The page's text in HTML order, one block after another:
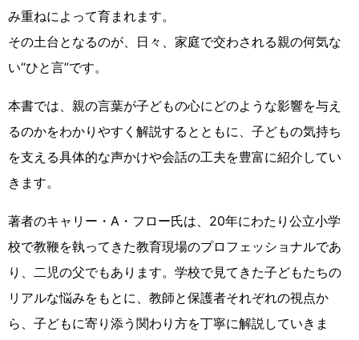
み重ねによって育まれます。
その土台となるのが、日々、家庭で交わされる親の何気な
い“ひと言”です。
本書では、親の言葉が子どもの心にどのような影響を与え
るのかをわかりやすく解説するとともに、子どもの気持ち
を支える具体的な声かけや会話の工夫を豊富に紹介してい
きます。
著者のキャリー・A・フロー氏は、20年にわたり公立小学
校で教鞭を執ってきた教育現場のプロフェッショナルであ
り、二児の父でもあります。学校で見てきた子どもたちの
リアルな悩みをもとに、教師と保護者それぞれの視点か
ら、子どもに寄り添う関わり方を丁寧に解説していきま